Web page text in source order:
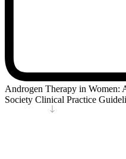
Androgen Therapy in Women:
Society Clinical Practice